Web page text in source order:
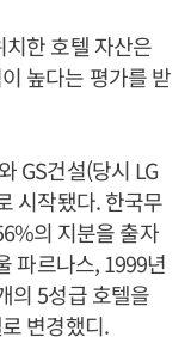
한 호텔 자산은
높다는 평가를 받
GS건설(당시 LG
시작됐다. 한국무
의 지분을 출자
파르나스, 1999년
의 5성급 호텔을
변경했디.